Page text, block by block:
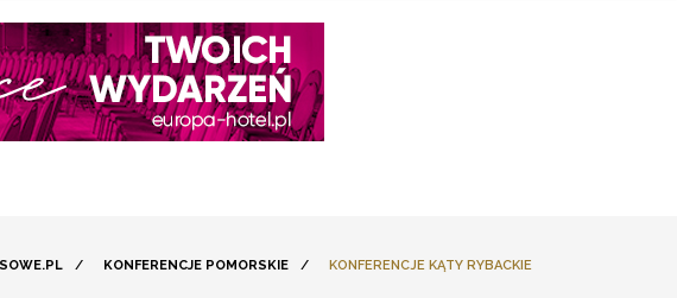
/ KONFERENCJE POMORSKIE / KONFERENCJE KĄTY RYBACKIE